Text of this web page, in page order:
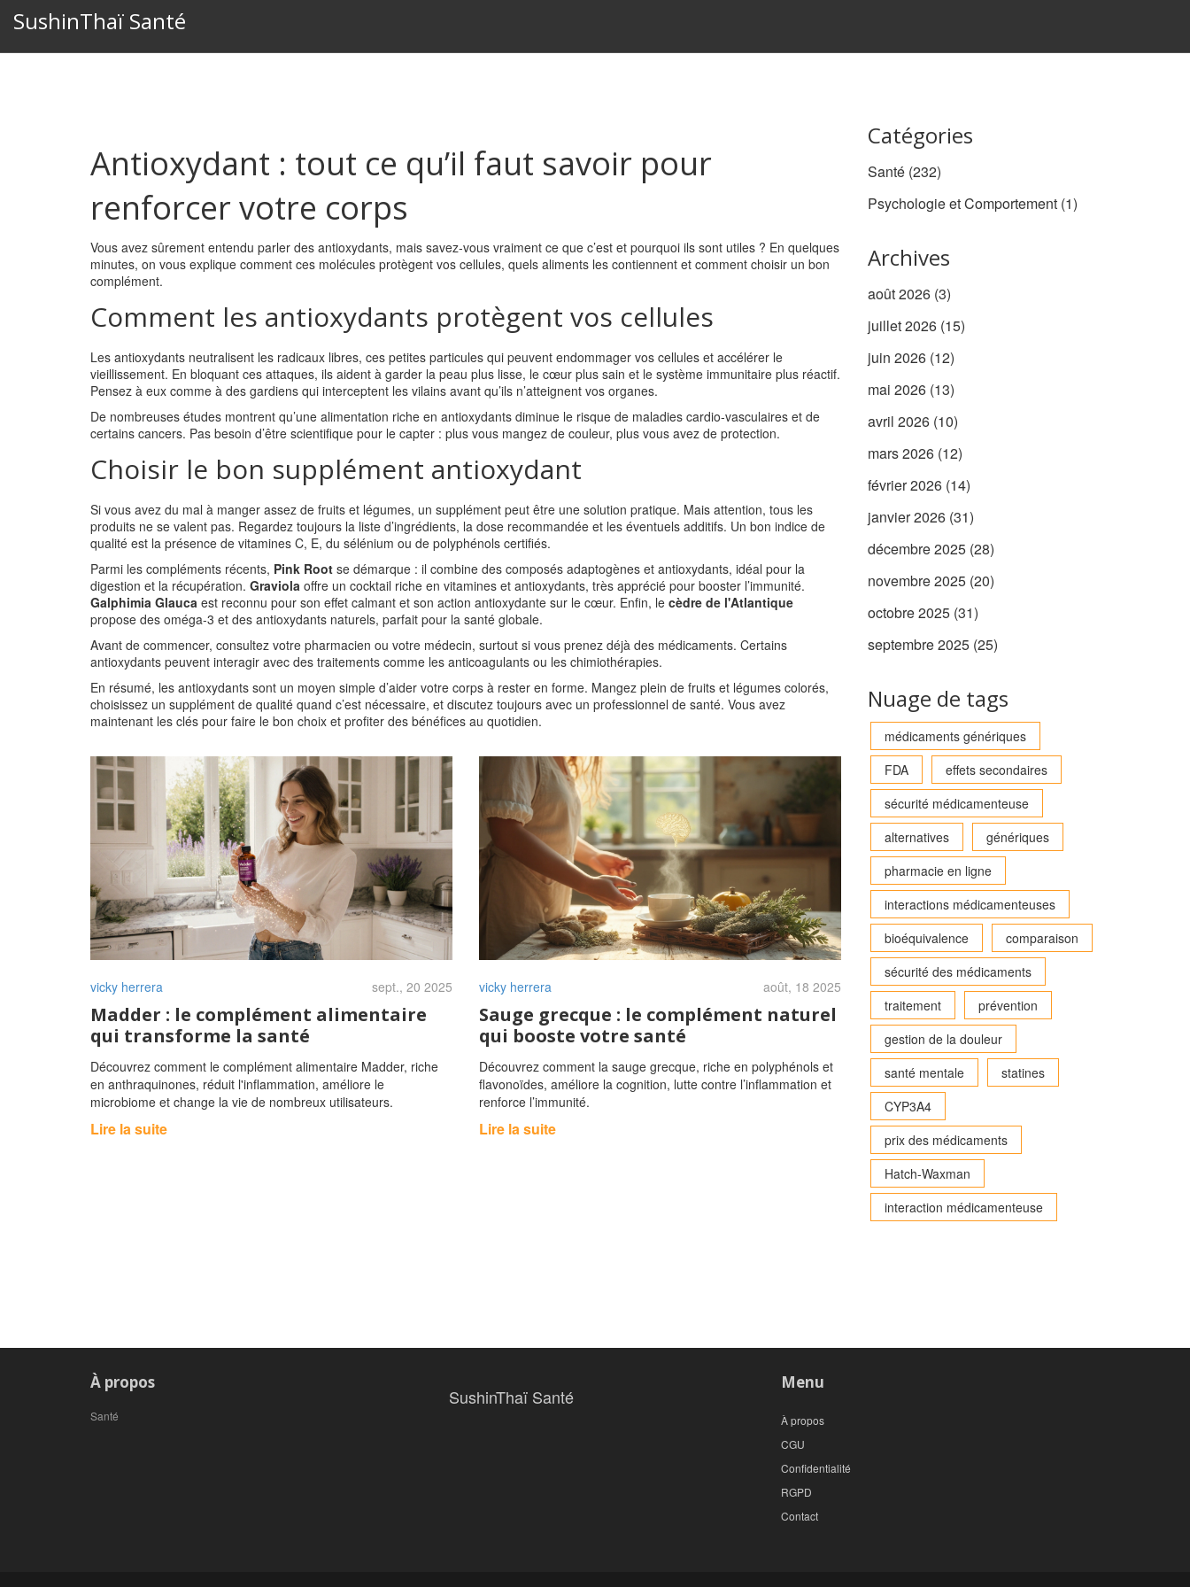
SushinThaï Santé
Antioxydant : tout ce qu’il faut savoir pour
renforcer votre corps
Vous avez sûrement entendu parler des antioxydants, mais savez‑vous vraiment ce que c’est et pourquoi ils sont utiles ? En quelques
minutes, on vous explique comment ces molécules protègent vos cellules, quels aliments les contiennent et comment choisir un bon
complément.
Comment les antioxydants protègent vos cellules
Les antioxydants neutralisent les radicaux libres, ces petites particules qui peuvent endommager vos cellules et accélérer le
vieillissement. En bloquant ces attaques, ils aident à garder la peau plus lisse, le cœur plus sain et le système immunitaire plus réactif.
Pensez à eux comme à des gardiens qui interceptent les vilains avant qu’ils n’atteignent vos organes.
De nombreuses études montrent qu’une alimentation riche en antioxydants diminue le risque de maladies cardio‑vasculaires et de
certains cancers. Pas besoin d’être scientifique pour le capter : plus vous mangez de couleur, plus vous avez de protection.
Choisir le bon supplément antioxydant
Si vous avez du mal à manger assez de fruits et légumes, un supplément peut être une solution pratique. Mais attention, tous les
produits ne se valent pas. Regardez toujours la liste d’ingrédients, la dose recommandée et les éventuels additifs. Un bon indice de
qualité est la présence de vitamines C, E, du sélénium ou de polyphénols certifiés.
Parmi les compléments récents, Pink Root se démarque : il combine des composés adaptogènes et antioxydants, idéal pour la
digestion et la récupération. Graviola offre un cocktail riche en vitamines et antioxydants, très apprécié pour booster l’immunité.
Galphimia Glauca est reconnu pour son effet calmant et son action antioxydante sur le cœur. Enfin, le cèdre de l'Atlantique
propose des oméga‑3 et des antioxydants naturels, parfait pour la santé globale.
Avant de commencer, consultez votre pharmacien ou votre médecin, surtout si vous prenez déjà des médicaments. Certains
antioxydants peuvent interagir avec des traitements comme les anticoagulants ou les chimiothérapies.
En résumé, les antioxydants sont un moyen simple d’aider votre corps à rester en forme. Mangez plein de fruits et légumes colorés,
choisissez un supplément de qualité quand c’est nécessaire, et discutez toujours avec un professionnel de santé. Vous avez
maintenant les clés pour faire le bon choix et profiter des bénéfices au quotidien.
vicky herrera sept., 20 2025
Madder : le complément alimentaire
qui transforme la santé
Découvrez comment le complément alimentaire Madder, riche
en anthraquinones, réduit l'inflammation, améliore le
microbiome et change la vie de nombreux utilisateurs.
Lire la suite
vicky herrera août, 18 2025
Sauge grecque : le complément naturel
qui booste votre santé
Découvrez comment la sauge grecque, riche en polyphénols et
flavonoïdes, améliore la cognition, lutte contre l’inflammation et
renforce l’immunité.
Lire la suite
Catégories
Santé (232)
Psychologie et Comportement (1)
Archives
août 2026 (3)
juillet 2026 (15)
juin 2026 (12)
mai 2026 (13)
avril 2026 (10)
mars 2026 (12)
février 2026 (14)
janvier 2026 (31)
décembre 2025 (28)
novembre 2025 (20)
octobre 2025 (31)
septembre 2025 (25)
Nuage de tags
médicaments génériques
FDA
effets secondaires
sécurité médicamenteuse
alternatives
génériques
pharmacie en ligne
interactions médicamenteuses
bioéquivalence
comparaison
sécurité des médicaments
traitement
prévention
gestion de la douleur
santé mentale
statines
CYP3A4
prix des médicaments
Hatch-Waxman
interaction médicamenteuse
À propos
Santé
SushinThaï Santé
Menu
À propos
CGU
Confidentialité
RGPD
Contact